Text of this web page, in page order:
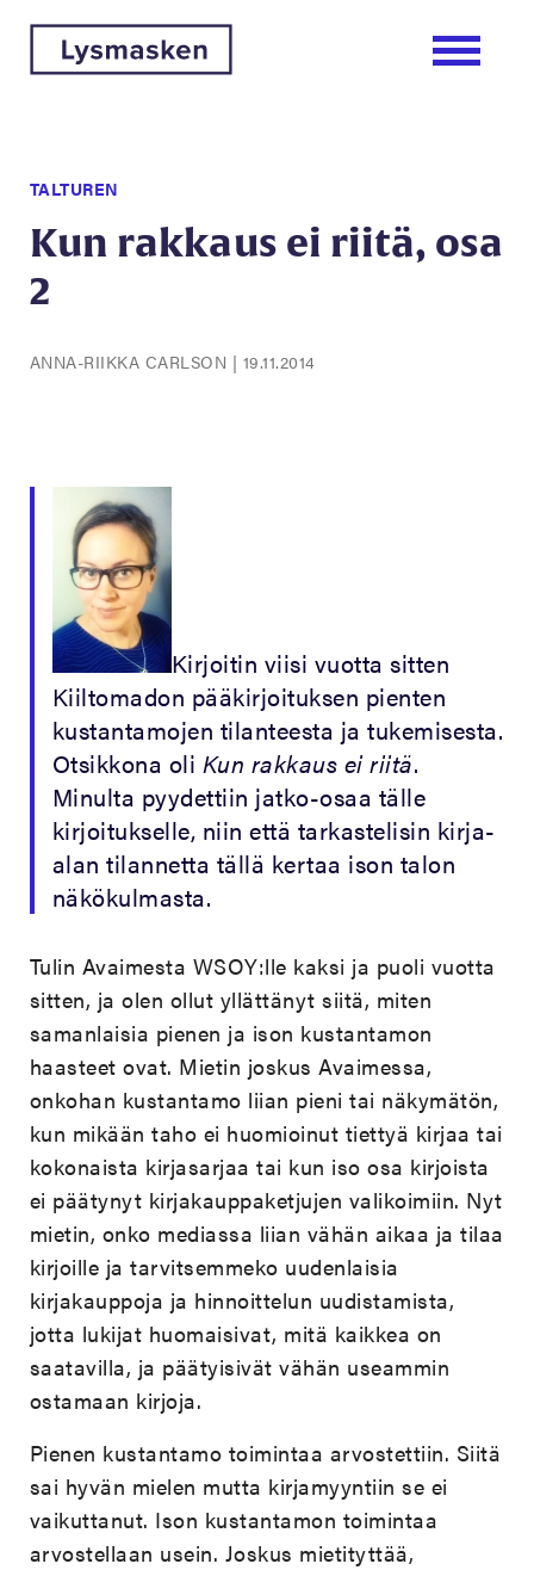
TALTUREN
Kun rakkaus ei riitä, osa
2
ANNA-RIIKKA CARLSON | 19.11.2014
Kirjoitin viisi vuotta sitten
Kiiltomadon pääkirjoituksen pienten
kustantamojen tilanteesta ja tukemisesta.
Otsikkona oli Kun rakkaus ei riitä.
Minulta pyydettiin jatko-osaa tälle
kirjoitukselle, niin että tarkastelisin kirja-
alan tilannetta tällä kertaa ison talon
näkökulmasta.
Tulin Avaimesta WSOY:lle kaksi ja puoli vuotta
sitten, ja olen ollut yllättänyt siitä, miten
samanlaisia pienen ja ison kustantamon
haasteet ovat. Mietin joskus Avaimessa,
onkohan kustantamo liian pieni tai näkymätön,
kun mikään taho ei huomioinut tiettyä kirjaa tai
kokonaista kirjasarjaa tai kun iso osa kirjoista
ei päätynyt kirjakauppaketjujen valikoimiin. Nyt
mietin, onko mediassa liian vähän aikaa ja tilaa
kirjoille ja tarvitsemmeko uudenlaisia
kirjakauppoja ja hinnoittelun uudistamista,
jotta lukijat huomaisivat, mitä kaikkea on
saatavilla, ja päätyisivät vähän useammin
ostamaan kirjoja.
Pienen kustantamo toimintaa arvostettiin. Siitä
sai hyvän mielen mutta kirjamyyntiin se ei
vaikuttanut. Ison kustantamon toimintaa
arvostellaan usein. Joskus mietityttää,